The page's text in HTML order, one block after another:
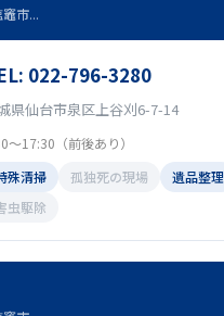
市...
022-796-3280
県仙台市泉区上谷刈6-7-14
～17:30（前後あり）
殊清掃
孤独死の現場 遺品整理
虫駆除